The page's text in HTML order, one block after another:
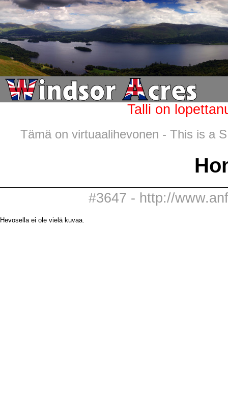
Talli on
Tämä on virtuaalihevonen - This is a
#3647 - http://
Hevosella ei ole vielä kuvaa.